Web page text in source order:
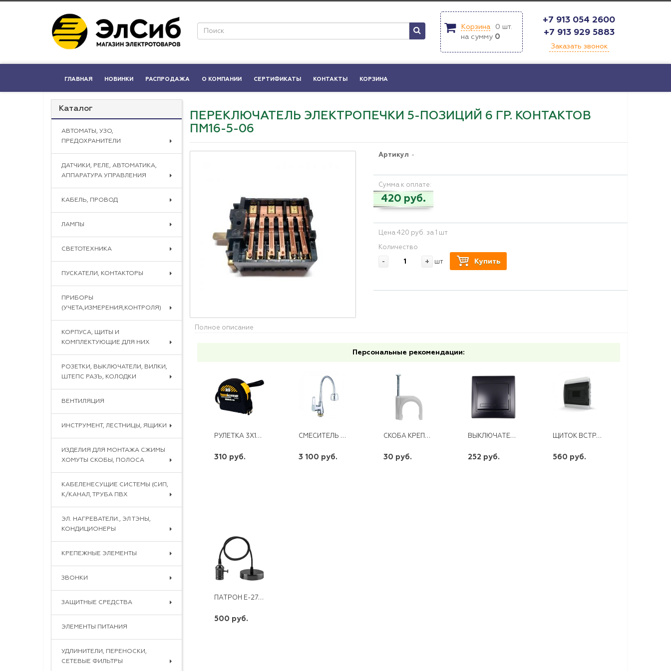
Корзина 0 шт.
на сумму 0
+7 913 054 2600
+7 913 929 5883
Заказать звонок
ГЛАВНАЯ НОВИНКИ РАСПРОДАЖА О КОМПАНИИ СЕРТИФИКАТЫ КОНТАКТЫ КОРЗИНА
Каталог
АВТОМАТЫ, УЗО,
ПРЕДОХРАНИТЕЛИ
ДАТЧИКИ, РЕЛЕ, АВТОМАТИКА,
АППАРАТУРА УПРАВЛЕНИЯ
КАБЕЛЬ, ПРОВОД
ЛАМПЫ
СВЕТОТЕХНИКА
ПУСКАТЕЛИ, КОНТАКТОРЫ
ПРИБОРЫ
(УЧЕТА,ИЗМЕРЕНИЯ,КОНТРОЛЯ)
КОРПУСА, ЩИТЫ И
КОМПЛЕКТУЮЩИЕ ДЛЯ НИХ
РОЗЕТКИ, ВЫКЛЮЧАТЕЛИ, ВИЛКИ,
ШТЕПС РАЗЪ, КОЛОДКИ
ВЕНТИЛЯЦИЯ
ИНСТРУМЕНТ, ЛЕСТНИЦЫ, ЯЩИКИ
ИЗДЕЛИЯ ДЛЯ МОНТАЖА СЖИМЫ
ХОМУТЫ СКОБЫ, ПОЛОСА
КАБЕЛЕНЕСУЩИЕ СИСТЕМЫ (СИП,
К/КАНАЛ, ТРУБА ПВХ
ЭЛ. НАГРЕВАТЕЛИ., ЭЛ ТЭНЫ,
КОНДИЦИОНЕРЫ
КРЕПЕЖНЫЕ ЭЛЕМЕНТЫ
ЗВОНКИ
ЗАЩИТНЫЕ СРЕДСТВА
ЭЛЕМЕНТЫ ПИТАНИЯ
УДЛИНИТЕЛИ, ПЕРЕНОСКИ,
СЕТЕВЫЕ ФИЛЬТРЫ
ПЕРЕКЛЮЧАТЕЛЬ ЭЛЕКТРОПЕЧКИ 5-ПОЗИЦИЙ 6 ГР. КОНТАКТОВ
ПМ16-5-06
Артикул -
Сумма к оплате:
420 руб.
Цена 420 руб. за 1 шт
Количество
- + шт Купить
Полное описание
Персональные рекомендации:
РУЛЕТКА 3Х16 2 СТОПА КОРПУС НА 20% КОМПАКТН. СТАНДАРТНОГО,МОЩН. МАГНИТ HANSK
310 руб.
СМЕСИТЕЛЬ ДЛЯ КУХНИ С ПОВОРОТНЫМ ИЗЛИВОМ SOP4-E146
3 100 руб.
СКОБА КРЕПЕЖНАЯ D 6 С ГВОЗД.(50ШТ)
30 руб.
ВЫКЛЮЧАТЕЛЬ MIRA 1КЛ. ЧЕРНЫЙ БАРХАТ
252 руб.
ЩИТОК ВСТРАИВАЕМЫЙ 6М QUEL IP40 ПРОЗРАЧНАЯ ЧЕРНАЯ ДВЕРЦА
560 руб.
ПАТРОН Е-27 СО ШНУРОМ 1М,ДЕКОРАТИВНЫЙ КОНУС 120*80ММ,LH129 ЧЕРНЫЙ
500 руб.